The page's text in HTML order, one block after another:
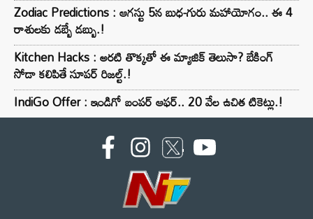
Zodiac Predictions : ఆగస్టు 5న బుధ-గురు మహాయోగం.. ఈ 4
రాశులకు డబ్బే డబ్బు.!
Kitchen Hacks : అరటి తొక్కతో ఈ మ్యాజిక్ తెలుసా? బేకింగ్
సోడా కలిపితే సూపర్ రిజల్ట్.!
IndiGo Offer : ఇండిగో బంపర్ ఆఫర్.. 20 వేల ఉచిత టికెట్లు.!